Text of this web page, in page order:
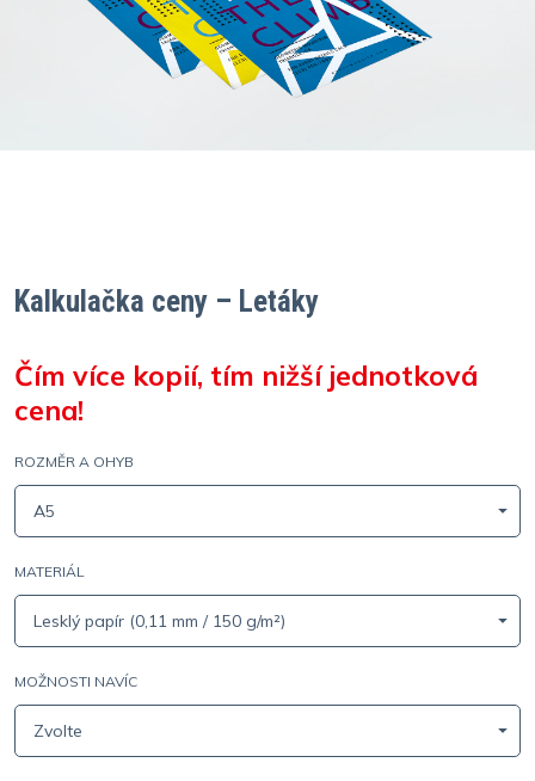
Kalkulačka ceny – Letáky
Čím více kopií, tím nižší jednotková
cena!
ROZMĚR A OHYB
A5
MATERIÁL
Lesklý papír (0,11 mm / 150 g/m²)
MOŽNOSTI NAVÍC
Zvolte